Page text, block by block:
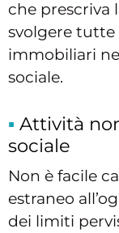
che prescriva
svolgere
immobiliari
sociale.
Attività
sociale
Non è facile
estraneo
dei limiti